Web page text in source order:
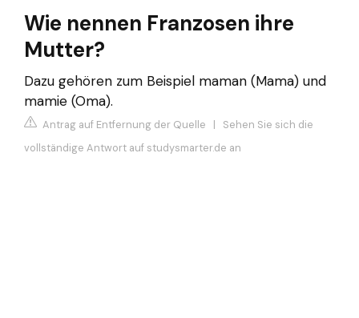
Wie nennen Franzosen ihre
Mutter?
Dazu gehören zum Beispiel maman (Mama) und
mamie (Oma).
Antrag auf Entfernung der Quelle | Sehen Sie sich die
vollständige Antwort auf studysmarter.de an